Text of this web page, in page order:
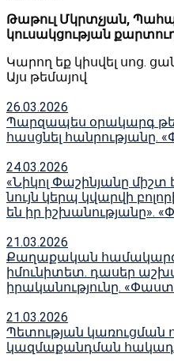
Թաթուլ Մկրտչյան,
կուսակցության
Կարող եք կիսվել սոց․
Այս թեմայով
26.03.2026
Պարզապես օրակարգ
հասցնել հանրությանը.
24.03.2026
«Նիկոլ Փաշինյանը
նույն կերպ կվարվի
են իր իշխանությանը».
21.03.2026
Քաղաքական
իմունիտետ. դասեր
իրականությունը.
21.03.2026
Պետության կառուցման
կազմաքանդման